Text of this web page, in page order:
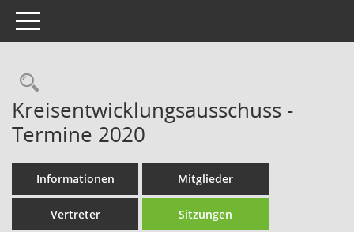
Toggle navigation
Rechercheauswahl
Kreisentwicklungsausschuss -
Termine 2020
Informationen Mitglieder
Vertreter Sitzungen